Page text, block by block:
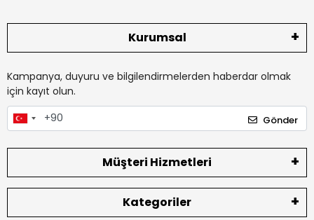
Kurumsal
Kampanya, duyuru ve bilgilendirmelerden haberdar olmak
için kayıt olun.
Gönder
Müşteri Hizmetleri
Kategoriler